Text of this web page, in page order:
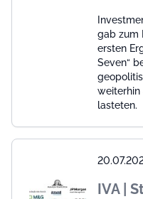
gab zum
ersten
Seven“
weiterhin
lasteten.
IVA |